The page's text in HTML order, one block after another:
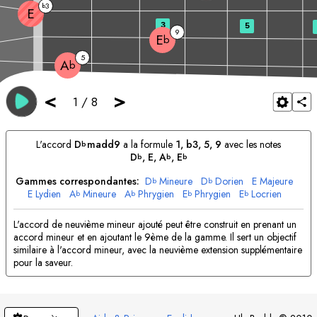
< 1 / 8 >
Ab 5
Eb 9
E b3
3 5
L'accord Dbmadd9 a la formule 1, b3, 5, 9 avec les notes
Db, E, Ab, Eb
Gammes correspondantes: Db Mineure Db Dorien E Majeure
E Lydien Ab Mineure Ab Phrygien Eb Phrygien Eb Locrien
L'accord de neuvième mineur ajouté peut être construit en prenant un
accord mineur et en ajoutant le 9ème de la gamme. Il sert un objectif
similaire à l'accord mineur, avec la neuvième extension supplémentaire
pour la saveur.